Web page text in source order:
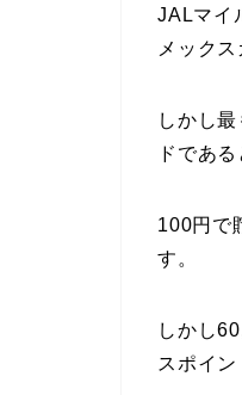
JALマイ
メック
しかし
ドであ
100円で
す。
しかし
スポイン